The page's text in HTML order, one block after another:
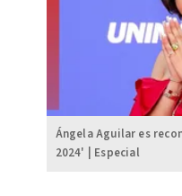
Ángela Aguilar es
2024' | Especial